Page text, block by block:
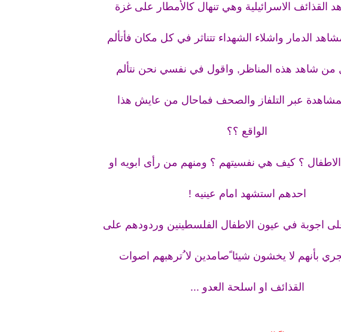
القذائف الاسرائيلية وهي تنهال كالأمطار على غزة
الدمار واشلاء الشهداء تتناثر في كل مكان فأتألم
شاهد هذه المناظر, واقول في نفسي نحن نتألم
عبر التلفاز والصحف فماحال من عايش هذا
الواقع ؟؟
؟ كيف هي نفسيتهم ؟ ومنهم من رأى ابويه او
احدهم استشهد امام عينيه !
اجوبة في عيون الاطفال الفلسطينين وردودهم على
بأنهم لا يخشون شيئا ًصامدين لا ُترهبهم اصوات
القذائف او اسلحة العدو ...